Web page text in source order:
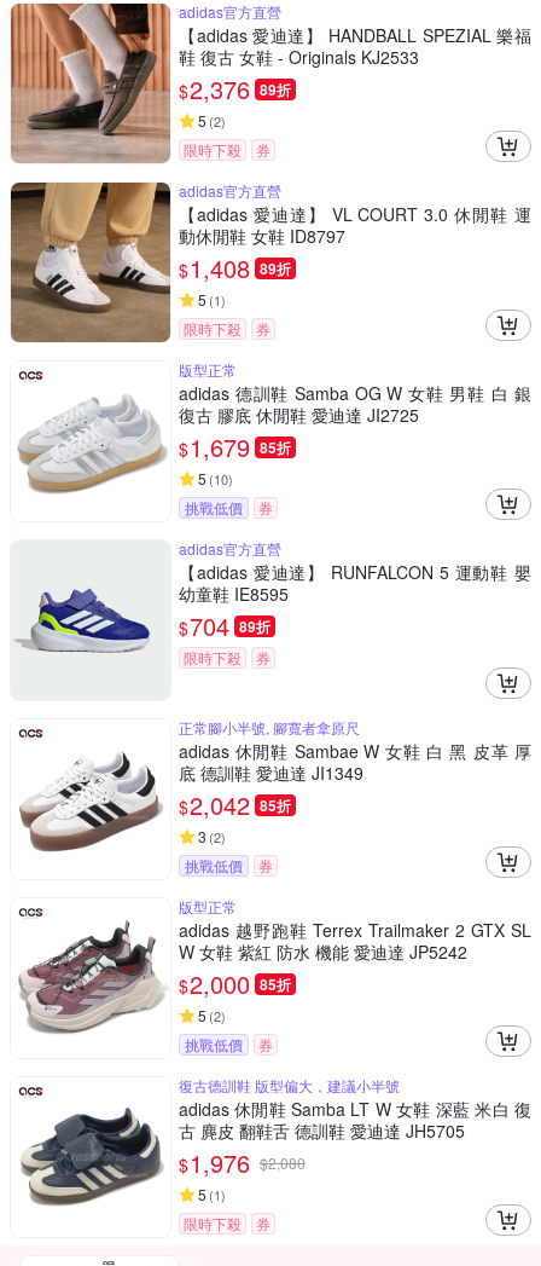
adidas官方直營
【adidas 愛迪達】 HANDBALL SPEZIAL 樂福
鞋 復古 女鞋 - Originals KJ2533
$2,376 89折
5 (2)
限時下殺
券
adidas官方直營
【adidas 愛迪達】 VL COURT 3.0 休閒鞋 運
動休閒鞋 女鞋 ID8797
$1,408 89折
5 (1)
限時下殺
券
版型正常
adidas 德訓鞋 Samba OG W 女鞋 男鞋 白 銀
復古 膠底 休閒鞋 愛迪達 JI2725
$1,679 85折
5 (10)
挑戰低價
券
adidas官方直營
【adidas 愛迪達】 RUNFALCON 5 運動鞋 嬰
幼童鞋 IE8595
$704 89折
限時下殺 券
正常腳小半號, 腳寬者拿原尺
adidas 休閒鞋 Sambae W 女鞋 白 黑 皮革 厚
底 德訓鞋 愛迪達 JI1349
$2,042 85折
3 (2)
挑戰低價
券
版型正常
adidas 越野跑鞋 Terrex Trailmaker 2 GTX SL
W 女鞋 紫紅 防水 機能 愛迪達 JP5242
$2,000 85折
5 (2)
挑戰低價
券
復古德訓鞋 版型偏大，建議小半號
adidas 休閒鞋 Samba LT W 女鞋 深藍 米白 復
古 麂皮 翻鞋舌 德訓鞋 愛迪達 JH5705
$1,976 $2,080
5 (1)
限時下殺 券